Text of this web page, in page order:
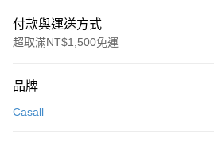
付款與運送方式
超取滿NT$1,500免運
信用卡一次付款
品牌
Casall